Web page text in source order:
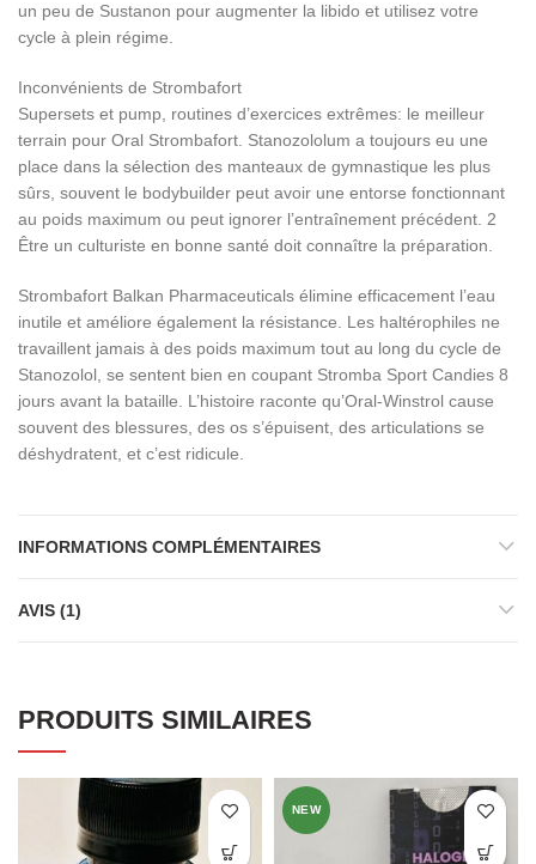
un peu de Sustanon pour augmenter la libido et utilisez votre
cycle à plein régime.
Inconvénients de Strombafort
Supersets et pump, routines d’exercices extrêmes: le meilleur
terrain pour Oral Strombafort. Stanozololum a toujours eu une
place dans la sélection des manteaux de gymnastique les plus
sûrs, souvent le bodybuilder peut avoir une entorse fonctionnant
au poids maximum ou peut ignorer l’entraînement précédent. 2
Être un culturiste en bonne santé doit connaître la préparation.
Strombafort Balkan Pharmaceuticals élimine efficacement l’eau
inutile et améliore également la résistance. Les haltérophiles ne
travaillent jamais à des poids maximum tout au long du cycle de
Stanozolol, se sentent bien en coupant Stromba Sport Candies 8
jours avant la bataille. L’histoire raconte qu’Oral-Winstrol cause
souvent des blessures, des os s’épuisent, des articulations se
déshydratent, et c’est ridicule.
INFORMATIONS COMPLÉMENTAIRES
AVIS (1)
PRODUITS SIMILAIRES
NEW